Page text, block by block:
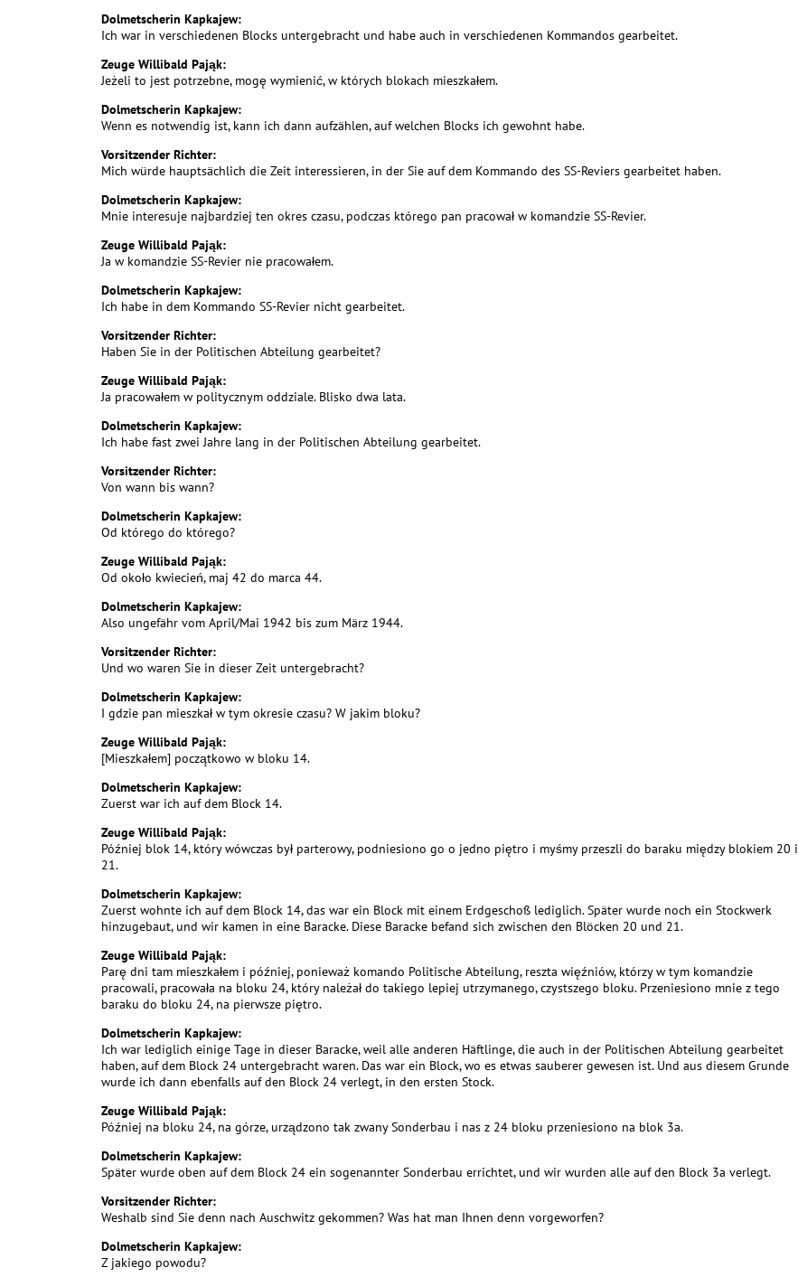
Dolmetscherin Kapkajew:
Ich war in verschiedenen Blocks untergebracht und habe auch in verschiedenen Kommandos gearbeitet.
Zeuge Willibald Pająk:
Jeżeli to jest potrzebne, mogę wymienić, w których blokach mieszkałem.
Dolmetscherin Kapkajew:
Wenn es notwendig ist, kann ich dann aufzählen, auf welchen Blocks ich gewohnt habe.
Vorsitzender Richter:
Mich würde hauptsächlich die Zeit interessieren, in der Sie auf dem Kommando des SS-Reviers gearbeitet haben.
Dolmetscherin Kapkajew:
Mnie interesuje najbardziej ten okres czasu, podczas którego pan pracował w komandzie SS-Revier.
Zeuge Willibald Pająk:
Ja w komandzie SS-Revier nie pracowałem.
Dolmetscherin Kapkajew:
Ich habe in dem Kommando SS-Revier nicht gearbeitet.
Vorsitzender Richter:
Haben Sie in der Politischen Abteilung gearbeitet?
Zeuge Willibald Pająk:
Ja pracowałem w politycznym oddziale. Blisko dwa lata.
Dolmetscherin Kapkajew:
Ich habe fast zwei Jahre lang in der Politischen Abteilung gearbeitet.
Vorsitzender Richter:
Von wann bis wann?
Dolmetscherin Kapkajew:
Od którego do którego?
Zeuge Willibald Pająk:
Od około kwiecień, maj 42 do marca 44.
Dolmetscherin Kapkajew:
Also ungefähr vom April/Mai 1942 bis zum März 1944.
Vorsitzender Richter:
Und wo waren Sie in dieser Zeit untergebracht?
Dolmetscherin Kapkajew:
I gdzie pan mieszkał w tym okresie czasu? W jakim bloku?
Zeuge Willibald Pająk:
[Mieszkałem] początkowo w bloku 14.
Dolmetscherin Kapkajew:
Zuerst war ich auf dem Block 14.
Zeuge Willibald Pająk:
Później blok 14, który wówczas był parterowy, podniesiono go o jedno piętro i myśmy przeszli do baraku między blokiem 20 i
21.
Dolmetscherin Kapkajew:
Zuerst wohnte ich auf dem Block 14, das war ein Block mit einem Erdgeschoß lediglich. Später wurde noch ein Stockwerk
hinzugebaut, und wir kamen in eine Baracke. Diese Baracke befand sich zwischen den Blöcken 20 und 21.
Zeuge Willibald Pająk:
Parę dni tam mieszkałem i później, ponieważ komando Politische Abteilung, reszta więźniów, którzy w tym komandzie
pracowali, pracowała na bloku 24, który należał do takiego lepiej utrzymanego, czystszego bloku. Przeniesiono mnie z tego
baraku do bloku 24, na pierwsze piętro.
Dolmetscherin Kapkajew:
Ich war lediglich einige Tage in dieser Baracke, weil alle anderen Häftlinge, die auch in der Politischen Abteilung gearbeitet
haben, auf dem Block 24 untergebracht waren. Das war ein Block, wo es etwas sauberer gewesen ist. Und aus diesem Grunde
wurde ich dann ebenfalls auf den Block 24 verlegt, in den ersten Stock.
Zeuge Willibald Pająk:
Później na bloku 24, na górze, urządzono tak zwany Sonderbau i nas z 24 bloku przeniesiono na blok 3a.
Dolmetscherin Kapkajew:
Später wurde oben auf dem Block 24 ein sogenannter Sonderbau errichtet, und wir wurden alle auf den Block 3a verlegt.
Vorsitzender Richter:
Weshalb sind Sie denn nach Auschwitz gekommen? Was hat man Ihnen denn vorgeworfen?
Dolmetscherin Kapkajew:
Z jakiego powodu?